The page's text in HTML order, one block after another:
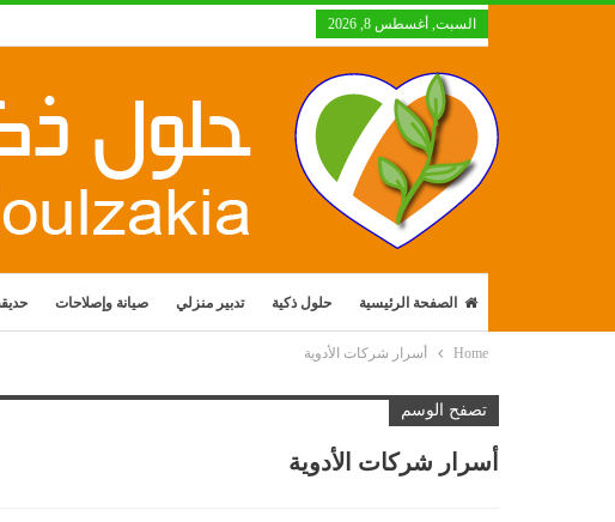
السبت, أغسطس 8, 2026
الصفحة الرئيسية حلول ذكية تدبير منزلي صيانة وإصلاحات
Home أسرار شركات الأدوية
تصفح الوسم
أسرار شركات الأدوية